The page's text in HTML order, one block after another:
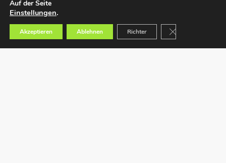
Auf der Seite
Einstellungen.
Akzeptieren Ablehnen Richter GDPR Cookie-